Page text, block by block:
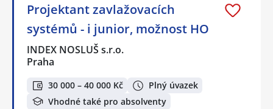
Projektant zavlažovacích
systémů - i junior, možnost HO
INDEX NOSLUŠ s.r.o.
Praha
30 000 – 40 000 Kč
Plný úvazek
Vhodné také pro absolventy